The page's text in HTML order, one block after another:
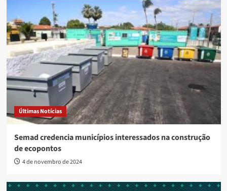
Últimas Notícias
Semad credencia municípios interessados na construção
de ecopontos
4 de novembro de 2024